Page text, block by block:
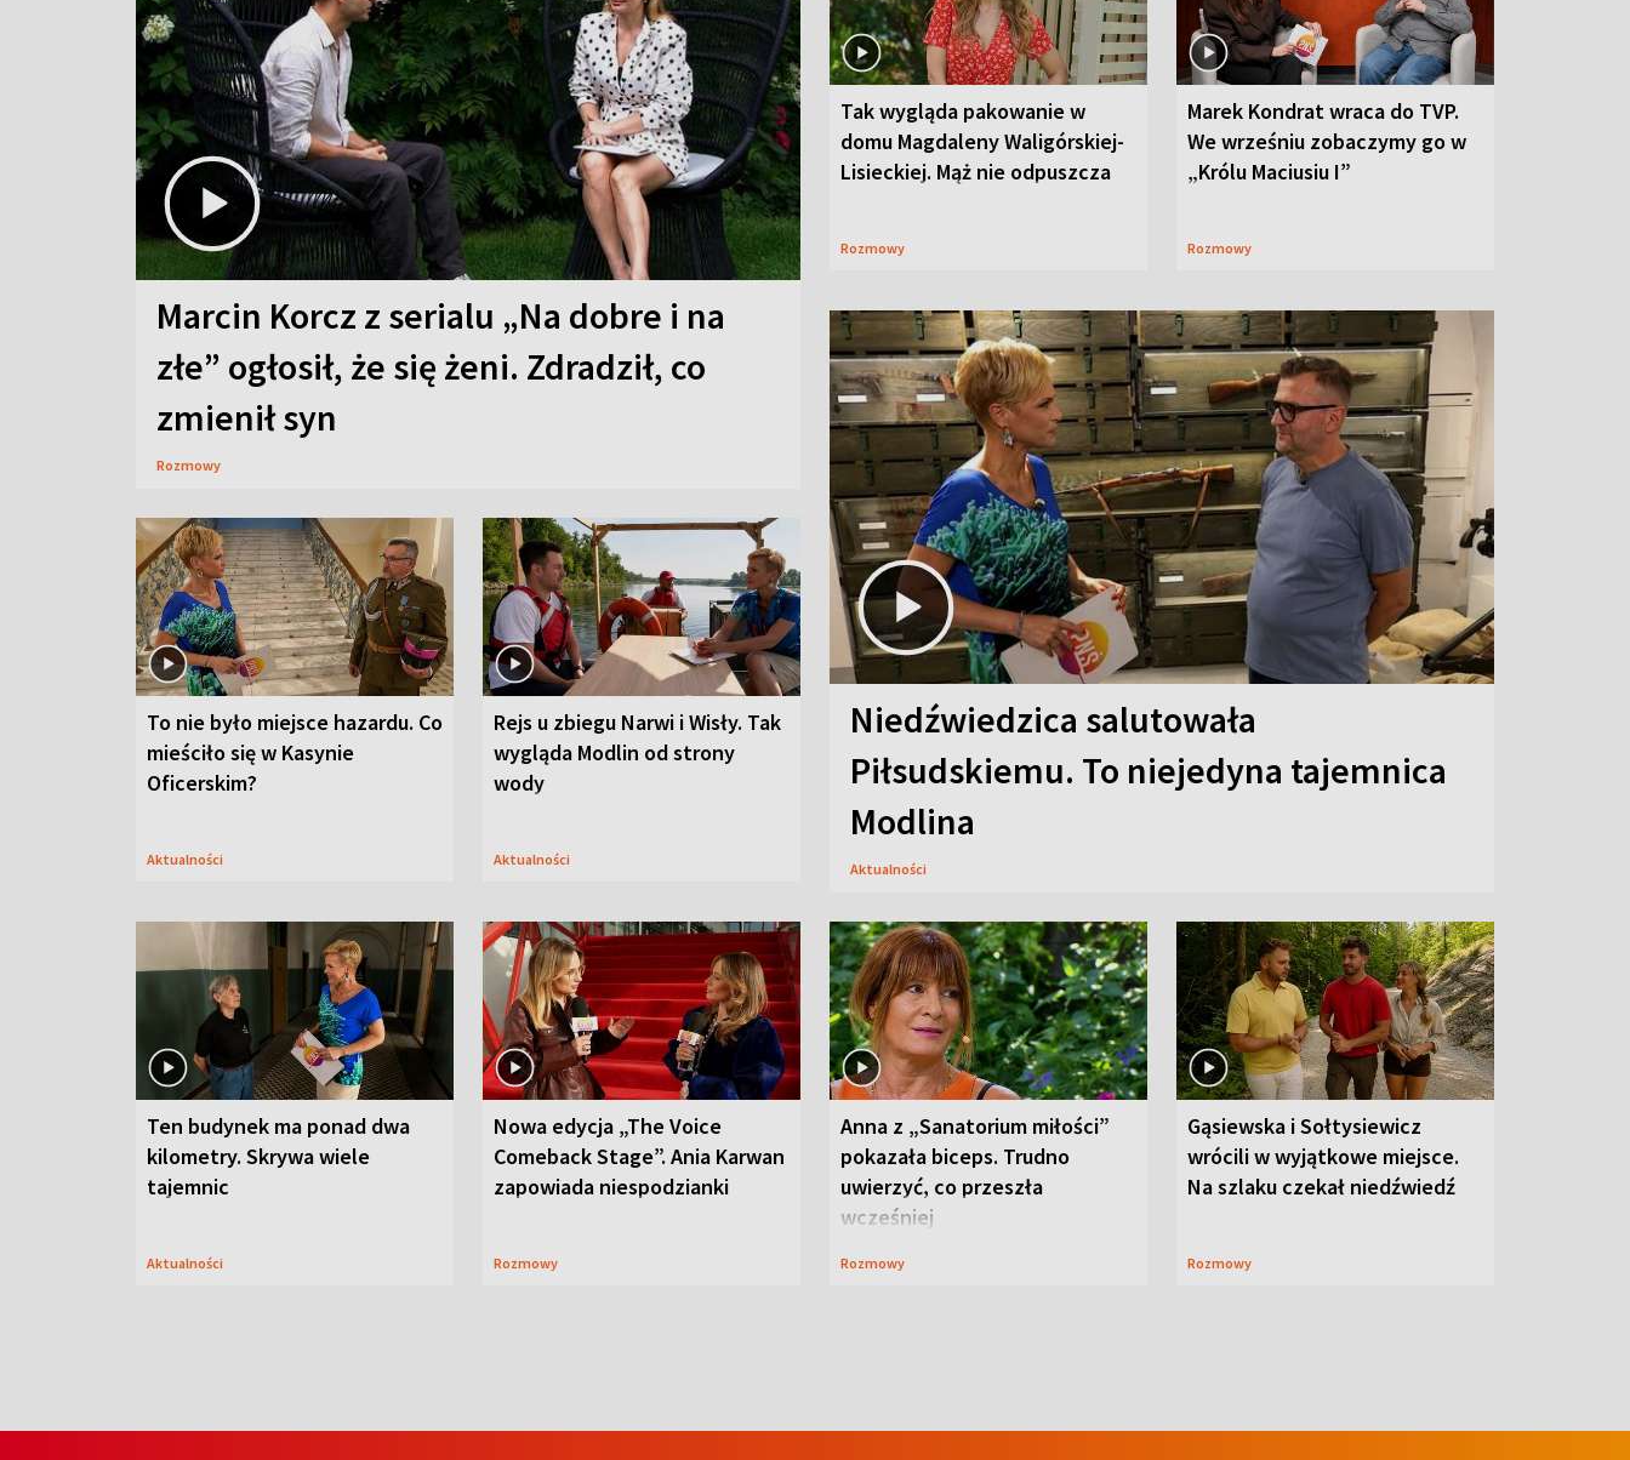
Marcin Korcz z serialu „Na dobre i na
złe” ogłosił, że się żeni. Zdradził, co
zmienił syn
Rozmowy
Tak wygląda pakowanie w
domu Magdaleny Waligórskiej-
Lisieckiej. Mąż nie odpuszcza
Rozmowy
Marek Kondrat wraca do TVP.
We wrześniu zobaczymy go w
„Królu Maciusiu I”
Rozmowy
To nie było miejsce hazardu. Co
mieściło się w Kasynie
Oficerskim?
Aktualności
Rejs u zbiegu Narwi i Wisły. Tak
wygląda Modlin od strony
wody
Aktualności
Niedźwiedzica salutowała
Piłsudskiemu. To niejedyna tajemnica
Modlina
Aktualności
Ten budynek ma ponad dwa
kilometry. Skrywa wiele
tajemnic
Aktualności
Nowa edycja „The Voice
Comeback Stage”. Ania Karwan
zapowiada niespodzianki
Rozmowy
Anna z „Sanatorium miłości”
pokazała biceps. Trudno
uwierzyć, co przeszła
wcześniej
Rozmowy
Gąsiewska i Sołtysiewicz
wrócili w wyjątkowe miejsce.
Na szlaku czekał niedźwiedź
Rozmowy